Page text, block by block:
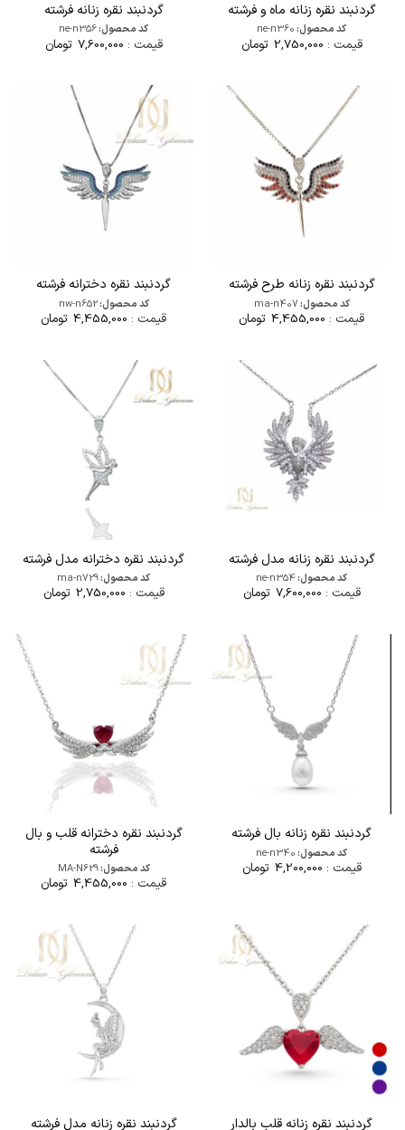
گردنبند نقره زنانه ماه و فرشته
کد محصول:ne-n360
قیمت : 2,750,000 تومان
گردنبند نقره زنانه فرشته
کد محصول:ne-n356
قیمت : 7,600,000 تومان
گردنبند نقره زنانه طرح فرشته
کد محصول:ma-n407
قیمت : 4,455,000 تومان
گردنبند نقره دخترانه فرشته
کد محصول:nw-n652
قیمت : 4,455,000 تومان
گردنبند نقره زنانه مدل فرشته
کد محصول:ne-n354
قیمت : 7,600,000 تومان
گردنبند نقره دخترانه مدل فرشته
کد محصول:ma-n729
قیمت : 2,750,000 تومان
گردنبند نقره زنانه بال فرشته
کد محصول:ne-n340
قیمت : 4,200,000 تومان
گردنبند نقره دخترانه قلب و بال
فرشته
کد محصول:MA-N629
قیمت : 4,455,000 تومان
گردنبند نقره زنانه قلب بالدار گردنبند نقره زنانه مدل فرشته